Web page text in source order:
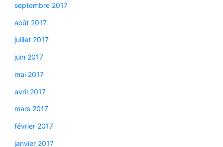
septembre 2017
août 2017
juillet 2017
juin 2017
mai 2017
avril 2017
mars 2017
février 2017
janvier 2017